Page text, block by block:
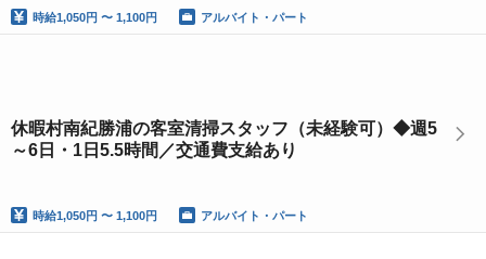
時給1,050円 〜 1,100円 アルバイト・パート
休暇村南紀勝浦の客室清掃スタッフ（未経験可）◆週5
～6日・1日5.5時間／交通費支給あり
時給1,050円 〜 1,100円 アルバイト・パート